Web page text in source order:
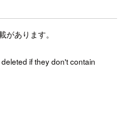
あります。
if they don't contain